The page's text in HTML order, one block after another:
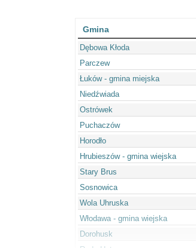
Gmina
Dębowa Kłoda
Parczew
Łuków - gmina miejska
Niedźwiada
Ostrówek
Puchaczów
Horodło
Hrubieszów - gmina wiejska
Stary Brus
Sosnowica
Wola Uhruska
Włodawa - gmina wiejska
Dorohusk